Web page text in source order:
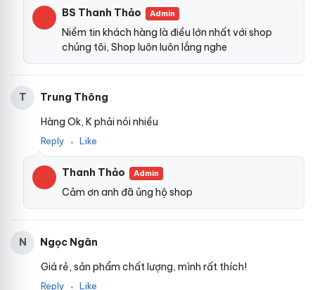
BS Thanh Thảo Admin
Niềm tin khách hàng là điều lớn nhất với shop
chúng tôi, Shop luôn luôn lắng nghe
T
Trung Thông
Hàng Ok, K phải nói nhiều
Reply ● Like
Thanh Thảo Admin
Cảm ơn anh đã ủng hộ shop
N
Ngọc Ngân
Giá rẻ, sản phẩm chất lượng, mình rất thích!
Reply ● Like